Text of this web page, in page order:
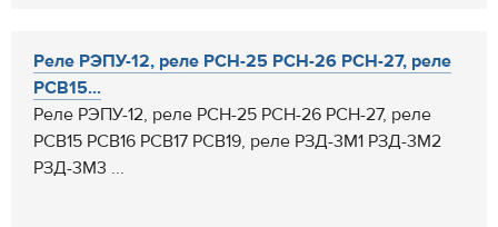
Реле РЭПУ-12, реле РСН-25 РСН-26 РСН-27, реле
РСВ15...
Реле РЭПУ-12, реле РСН-25 РСН-26 РСН-27, реле
РСВ15 РСВ16 РСВ17 РСВ19, реле РЗД-3М1 РЗД-3М2
РЗД-3М3 ...